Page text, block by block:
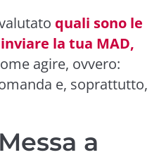
quali sono le
la tua MAD,
agire, ovvero:
e, soprattutto,
a